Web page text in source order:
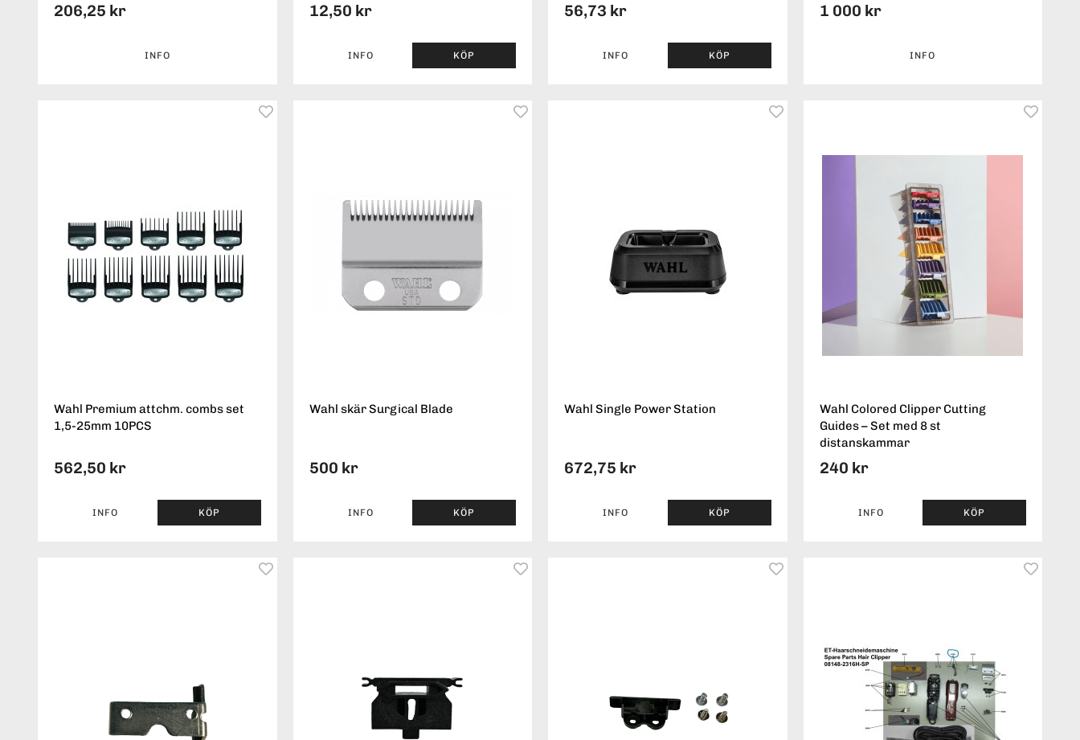
206,25 kr
INFO
12,50 kr
INFO KÖP
56,73 kr
INFO KÖP
1 000 kr
INFO
Wahl Premium attchm. combs set
1,5-25mm 10PCS
562,50 kr
INFO KÖP
Wahl skär Surgical Blade
500 kr
INFO KÖP
Wahl Single Power Station
672,75 kr
INFO KÖP
Wahl Colored Clipper Cutting
Guides – Set med 8 st
distanskammar
240 kr
INFO KÖP